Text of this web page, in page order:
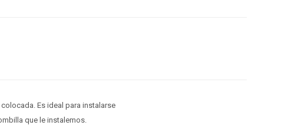
Es ideal para instalarse
que le instalemos.